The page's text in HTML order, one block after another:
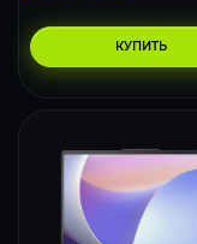
КУПИТЬ